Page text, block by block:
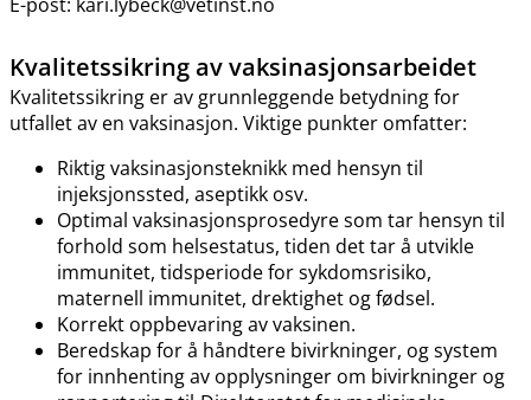
Kvalitetssikring av vaksinasjonsarbeidet
Kvalitetssikring er av grunnleggende betydning for
utfallet av en vaksinasjon. Viktige punkter omfatter:
Riktig vaksinasjonsteknikk med hensyn til
injeksjonssted, aseptikk osv.
Optimal vaksinasjonsprosedyre som tar hensyn til
forhold som helsestatus, tiden det tar å utvikle
immunitet, tidsperiode for sykdomsrisiko,
maternell immunitet, drektighet og fødsel.
Korrekt oppbevaring av vaksinen.
Beredskap for å håndtere bivirkninger, og system
for innhenting av opplysninger om bivirkninger og